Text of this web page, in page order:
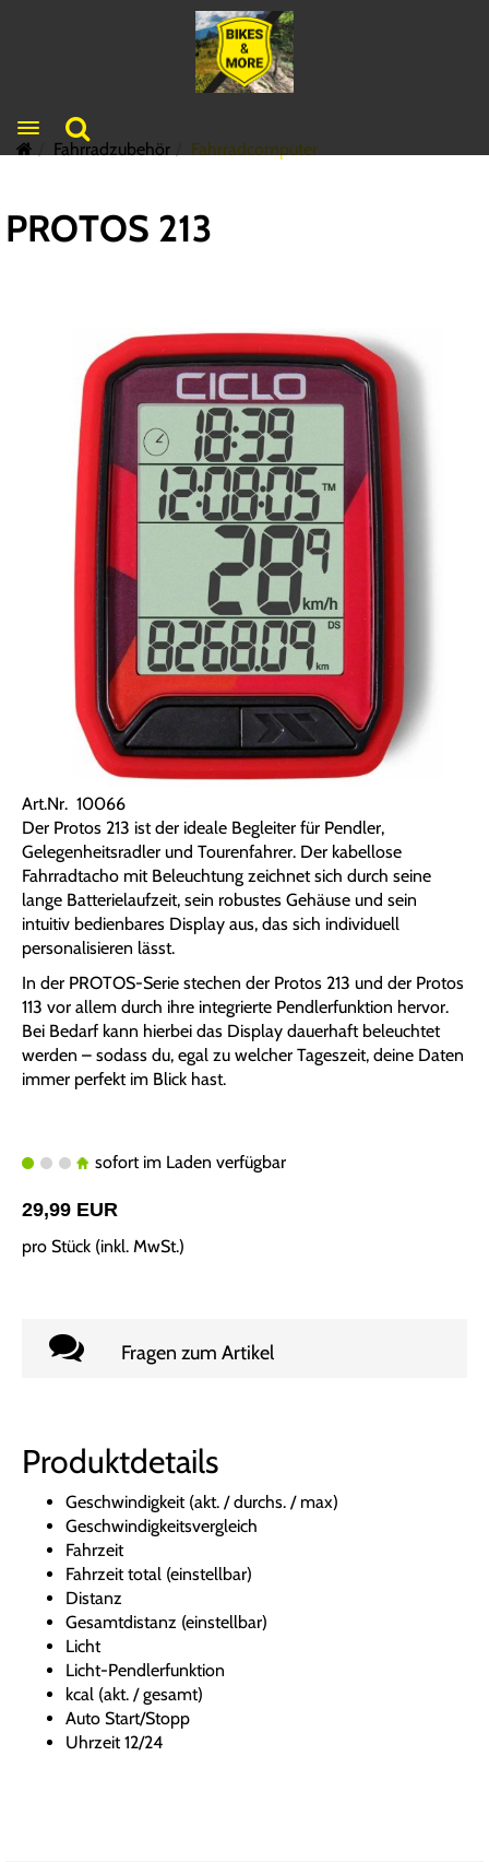
Toggle navigation
Fahrradzubehör
Fahrradcomputer
PROTOS 213
Art.Nr. 10066
Der Protos 213 ist der ideale Begleiter für Pendler,
Gelegenheitsradler und Tourenfahrer. Der kabellose
Fahrradtacho mit Beleuchtung zeichnet sich durch seine
lange Batterielaufzeit, sein robustes Gehäuse und sein
intuitiv bedienbares Display aus, das sich individuell
personalisieren lässt.
In der PROTOS-Serie stechen der Protos 213 und der Protos
113 vor allem durch ihre integrierte Pendlerfunktion hervor.
Bei Bedarf kann hierbei das Display dauerhaft beleuchtet
werden – sodass du, egal zu welcher Tageszeit, deine Daten
immer perfekt im Blick hast.
sofort im Laden verfügbar
29,99 EUR
pro Stück (inkl. MwSt.)
Fragen zum Artikel
Produktdetails
Geschwindigkeit (akt. / durchs. / max)
Geschwindigkeitsvergleich
Fahrzeit
Fahrzeit total (einstellbar)
Distanz
Gesamtdistanz (einstellbar)
Licht
Licht-Pendlerfunktion
kcal (akt. / gesamt)
Auto Start/Stopp
Uhrzeit 12/24